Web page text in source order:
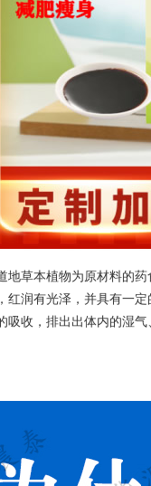
地草本植物为原材料的
红润有光泽，并具有一
吸收，排出出体内的湿